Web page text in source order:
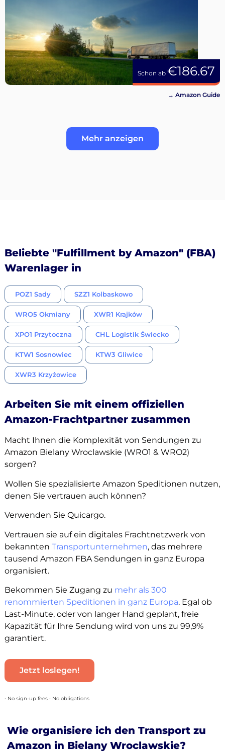
Schon ab €186.67
→ Amazon Guide
Mehr anzeigen
Beliebte "Fulfillment by Amazon" (FBA)
Warenlager in
POZ1 Sady SZZ1 Kolbaskowo
WRO5 Okmiany XWR1 Krajków
XPO1 Przytoczna CHL Logistik Świecko
KTW1 Sosnowiec KTW3 Gliwice
XWR3 Krzyżowice
Arbeiten Sie mit einem offiziellen
Amazon-Frachtpartner zusammen
Macht Ihnen die Komplexität von Sendungen zu
Amazon Bielany Wroclawskie (WRO1 & WRO2)
sorgen?
Wollen Sie spezialisierte Amazon Speditionen nutzen,
denen Sie vertrauen auch können?
Verwenden Sie Quicargo.
Vertrauen sie auf ein digitales Frachtnetzwerk von
bekannten Transportunternehmen, das mehrere
tausend Amazon FBA Sendungen in ganz Europa
organisiert.
Bekommen Sie Zugang zu mehr als 300
renommierten Speditionen in ganz Europa. Egal ob
Last-Minute, oder von langer Hand geplant, freie
Kapazität für Ihre Sendung wird von uns zu 99,9%
garantiert.
Jetzt loslegen!
• No sign-up fees • No obligations
Wie organisiere ich den Transport zu
Amazon in Bielany Wroclawskie?